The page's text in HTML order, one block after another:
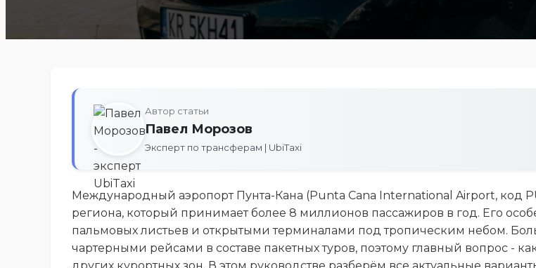
Автор статьи
Павел Морозов
Эксперт по трансферам | UbiTaxi
Международный аэропорт Пунта-Кана (Punta Cana International Airport, код
региона, который принимает более 8 миллионов пассажиров в год. Его
пальмовых листьев и открытыми терминалами под тропическим небом.
чартерными рейсами в составе пакетных туров, поэтому главный вопрос -